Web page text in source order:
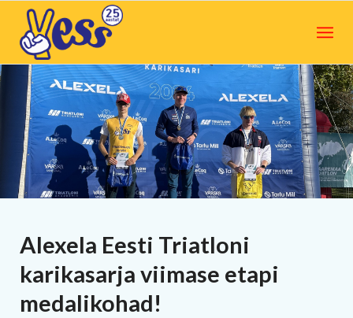
Alexela Eesti Triatloni
karikasarja viimase etapi
medalikohad!